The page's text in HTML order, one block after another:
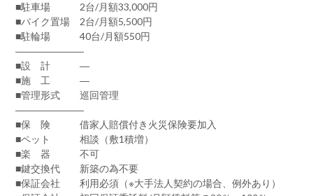
■駐車場 2台/月額33,000円
■バイク置場 2台/月額5,500円
■駐輪場 40台/月額550円
―――――――
■設 計 ―
■施 工 ―
■管理形式 巡回管理
―――――――
■保 険 借家人賠償付き火災保険要加入
■ペット 相談（敷1積増）
■楽 器 不可
■鍵交換代 新築の為不要
■保証会社 利用必須（※大手法人契約の場合、例外あり）